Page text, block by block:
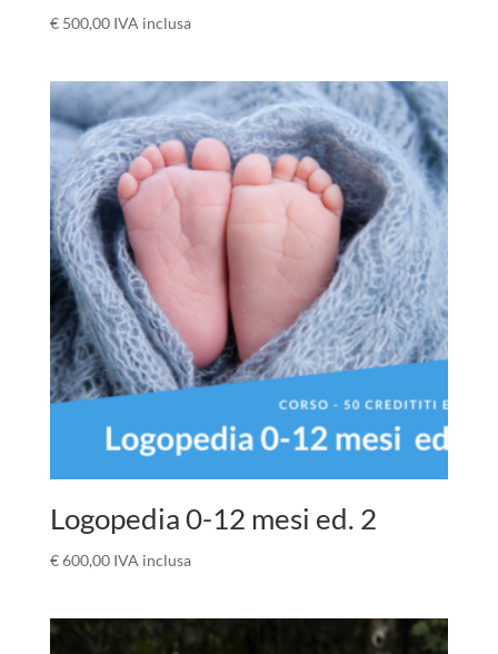
€500,00 IVA inclusa
Logopedia 0-12 mesi ed. 2
€600,00 IVA inclusa